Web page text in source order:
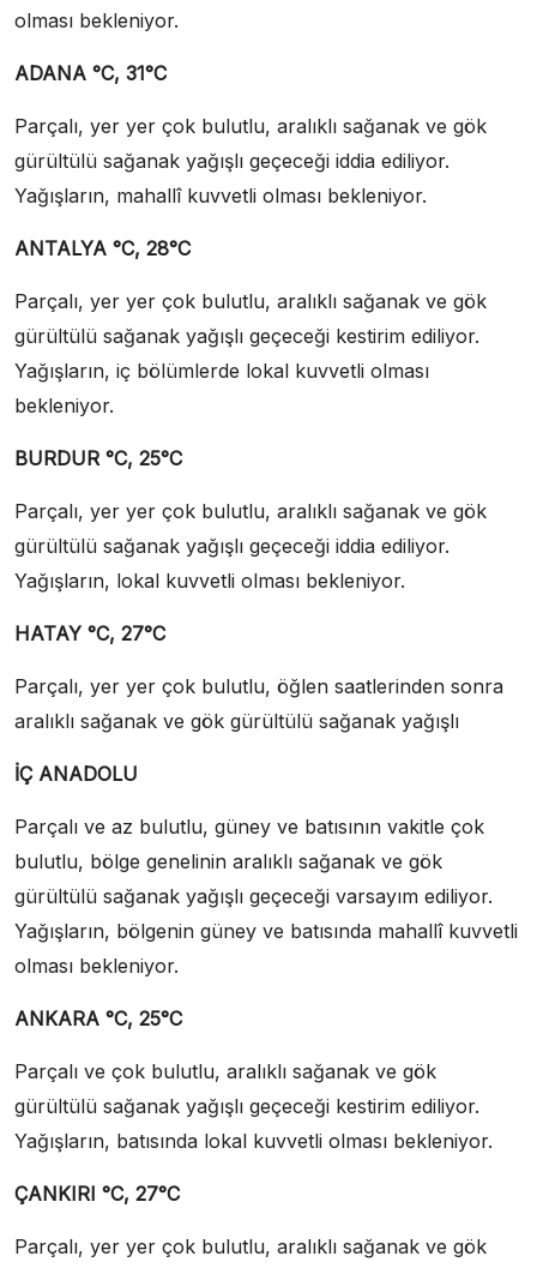
olması bekleniyor.
ADANA °C, 31°C
Parçalı, yer yer çok bulutlu, aralıklı sağanak ve gök
gürültülü sağanak yağışlı geçeceği iddia ediliyor.
Yağışların, mahallî kuvvetli olması bekleniyor.
ANTALYA °C, 28°C
Parçalı, yer yer çok bulutlu, aralıklı sağanak ve gök
gürültülü sağanak yağışlı geçeceği kestirim ediliyor.
Yağışların, iç bölümlerde lokal kuvvetli olması
bekleniyor.
BURDUR °C, 25°C
Parçalı, yer yer çok bulutlu, aralıklı sağanak ve gök
gürültülü sağanak yağışlı geçeceği iddia ediliyor.
Yağışların, lokal kuvvetli olması bekleniyor.
HATAY °C, 27°C
Parçalı, yer yer çok bulutlu, öğlen saatlerinden sonra
aralıklı sağanak ve gök gürültülü sağanak yağışlı
İÇ ANADOLU
Parçalı ve az bulutlu, güney ve batısının vakitle çok
bulutlu, bölge genelinin aralıklı sağanak ve gök
gürültülü sağanak yağışlı geçeceği varsayım ediliyor.
Yağışların, bölgenin güney ve batısında mahallî kuvvetli
olması bekleniyor.
ANKARA °C, 25°C
Parçalı ve çok bulutlu, aralıklı sağanak ve gök
gürültülü sağanak yağışlı geçeceği kestirim ediliyor.
Yağışların, batısında lokal kuvvetli olması bekleniyor.
ÇANKIRI °C, 27°C
Parçalı, yer yer çok bulutlu, aralıklı sağanak ve gök